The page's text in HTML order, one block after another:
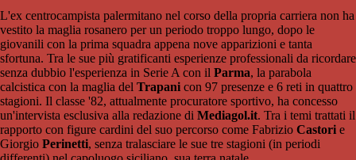
L'ex centrocampista palermitano nel corso della propria carriera non ha
vestito la maglia rosanero per un periodo troppo lungo, dopo le
giovanili con la prima squadra appena nove apparizioni e tanta
sfortuna. Tra le sue più gratificanti esperienze professionali da ricordare
senza dubbio l'esperienza in Serie A con il Parma, la parabola
calcistica con la maglia del Trapani con 97 presenze e 6 reti in quattro
stagioni. Il classe '82, attualmente procuratore sportivo, ha concesso
un'intervista esclusiva alla redazione di Mediagol.it. Tra i temi trattati il
rapporto con figure cardini del suo percorso come Fabrizio Castori e
Giorgio Perinetti, senza tralasciare le sue tre stagioni (in periodi